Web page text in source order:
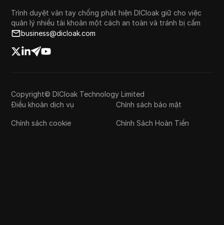
Trình duyệt vân tay chống phát hiện DICloak giữ cho việc
quản lý nhiều tài khoản một cách an toàn và tránh bị cấm
business@dicloak.com
Copyright© DICloak Technology Limited
Điều khoản dịch vụ
Chính sách bảo mật
Chính sách cookie Chính Sách Hoàn Tiền